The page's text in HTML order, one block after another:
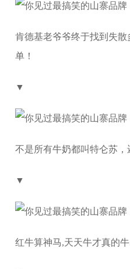
肯德基老爷爷终于找到失
单！
▼
不是所有牛奶都叫特仑苏
▼
红牛算神马,天天牛才真的牛